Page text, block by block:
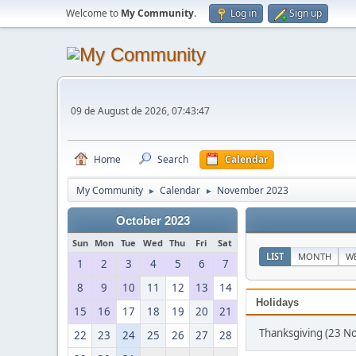
Welcome to My Community. Log in Sign up
09 de August de 2026, 07:43:47
Home Search Calendar
My Community ► Calendar ► November 2023
October 2023
Sun Mon Tue Wed Thu Fri Sat
1 2 3 4 5 6
7
8
9 10 11 12 13
14
15
16 17 18 19 20
21
22
23 24 25 26 27
28
LIST MONTH
Holidays
Thanksgiving (23